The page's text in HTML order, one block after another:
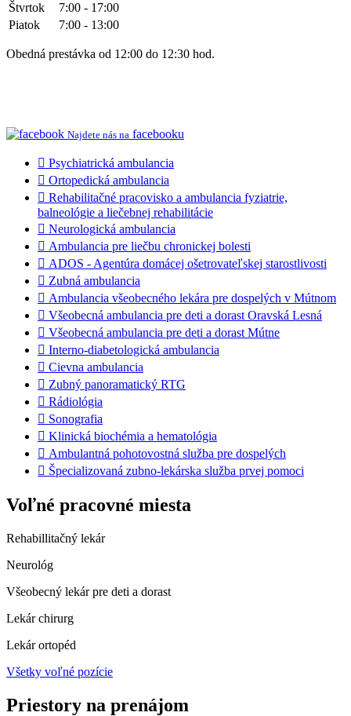
Štvrtok
7:00 - 17:00
Piatok
7:00 - 13:00
Obedná prestávka od 12:00 do 12:30 hod.
Najdete nás na facebooku
 Psychiatrická ambulancia
 Ortopedická ambulancia
 Rehabilitačné pracovisko a ambulancia fyziatrie,
balneológie a liečebnej rehabilitácie
 Neurologická ambulancia
 Ambulancia pre liečbu chronickej bolesti
 ADOS - Agentúra domácej ošetrovateľskej starostlivosti
 Zubná ambulancia
 Ambulancia všeobecného lekára pre dospelých v Mútnom
 Všeobecná ambulancia pre deti a dorast Oravská Lesná
 Všeobecná ambulancia pre deti a dorast Mútne
 Interno-diabetologická ambulancia
 Cievna ambulancia
 Zubný panoramatický RTG
 Rádiológia
 Sonografia
 Klinická biochémia a hematológia
 Ambulantná pohotovostná služba pre dospelých
 Špecializovaná zubno-lekárska služba prvej pomoci
Voľné pracovné miesta
Rehabillitačný lekár
Neurológ
Všeobecný lekár pre deti a dorast
Lekár chirurg
Lekár ortopéd
Všetky voľné pozície
Priestory na prenájom